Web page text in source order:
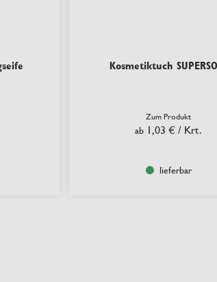
Kosmetiktuch
Zum Produkt
ab 1,03 € / Krt.
lieferbar